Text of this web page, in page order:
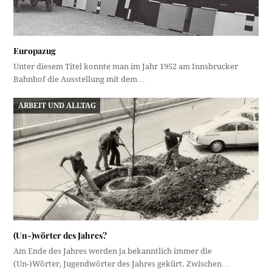
Europazug
Unter diesem Titel konnte man im Jahr 1952 am Innsbrucker
Bahnhof die Ausstellung mit dem…
ARBEIT UND ALLTAG
(Un-)wörter des Jahres?
Am Ende des Jahres werden ja bekanntlich immer die
(Un-)Wörter, Jugendwörter des Jahres gekürt. Zwischen…